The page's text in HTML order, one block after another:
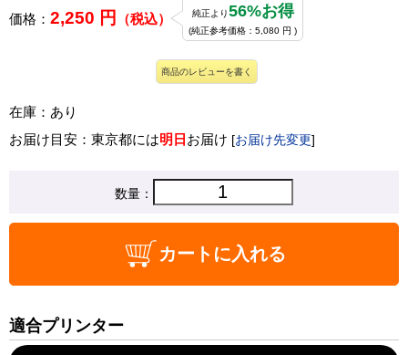
価格： 2,250 円 （税込） 純正より56%お得
(純正参考価格：5,080 円 )
商品のレビューを書く
在庫：あり
お届け目安：東京都には明日 お届け [お届け先変更]
数量：
カートに入れる
適合プリンター